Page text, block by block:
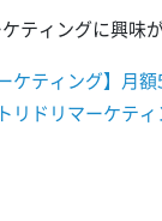
ティングに興味
ケティング】月
リドリマーケテ